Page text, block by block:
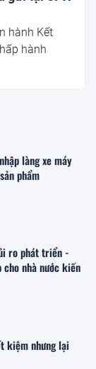
hành Kết
hành
làng xe máy
phẩm
ro phát triển -
nhà nước kiến